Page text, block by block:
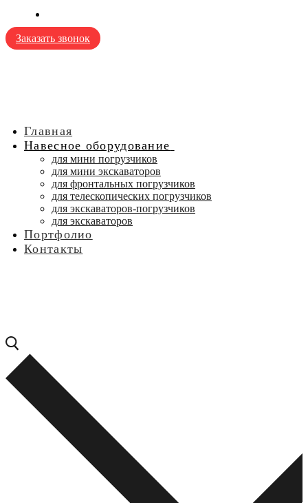
Заказать звонок
Главная
Навесное оборудование
для мини погрузчиков
для мини экскаваторов
для фронтальных погрузчиков
для телескопических погрузчиков
для экскаваторов-погрузчиков
для экскаваторов
Портфолио
Контакты